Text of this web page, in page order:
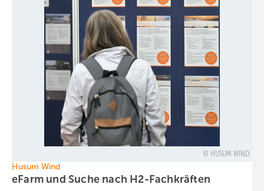
HUSUM WIND
Husum Wind
eFarm und Suche nach H2-Fachkräften